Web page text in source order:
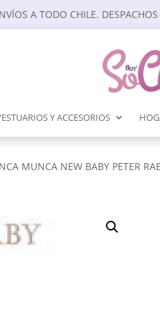
A TODO CHILE.
Y ACCESORIOS
MUNCA NEW BABY PETER